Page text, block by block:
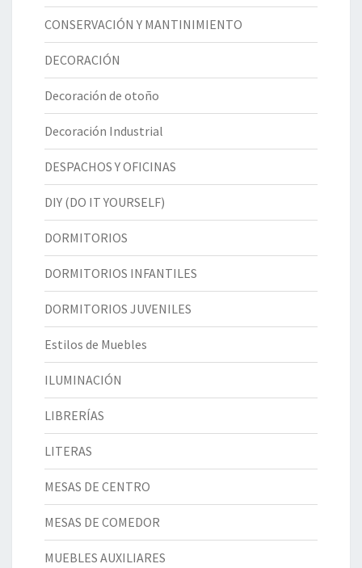
CONSERVACIÓN Y MANTINIMIENTO
DECORACIÓN
Decoración de otoño
Decoración Industrial
DESPACHOS Y OFICINAS
DIY (DO IT YOURSELF)
DORMITORIOS
DORMITORIOS INFANTILES
DORMITORIOS JUVENILES
Estilos de Muebles
ILUMINACIÓN
LIBRERÍAS
LITERAS
MESAS DE CENTRO
MESAS DE COMEDOR
MUEBLES AUXILIARES